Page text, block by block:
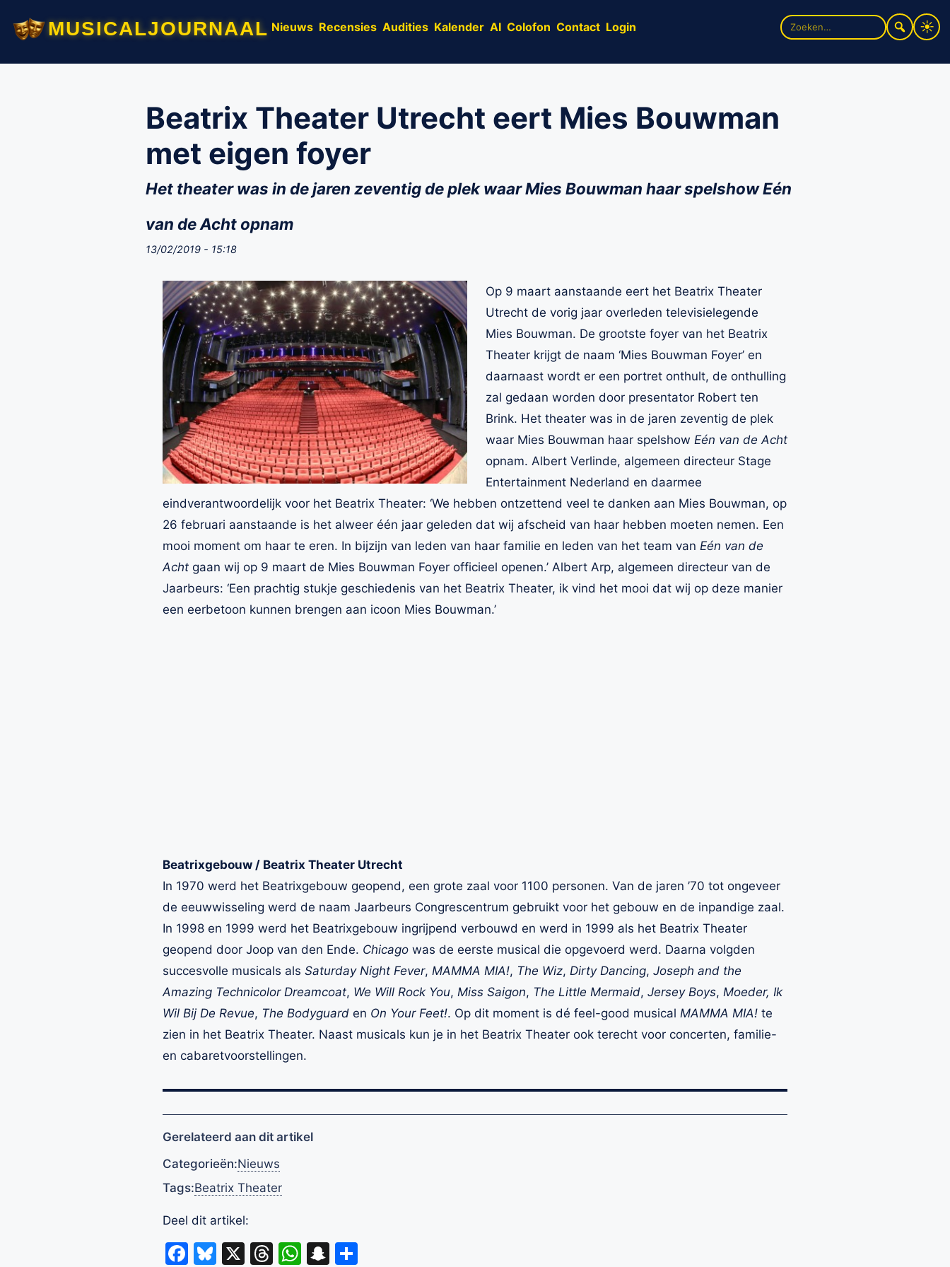
musicaljournaal Nieuws Recensies Audities Kalender AI Colofon Contact Login
Zoek
naar:
Beatrix Theater Utrecht eert Mies Bouwman
met eigen foyer
Het theater was in de jaren zeventig de plek waar Mies Bouwman haar spelshow Eén
van de Acht opnam
13/02/2019 - 15:18
Op 9 maart aanstaande eert het Beatrix Theater
Utrecht de vorig jaar overleden televisielegende
Mies Bouwman. De grootste foyer van het Beatrix
Theater krijgt de naam ‘Mies Bouwman Foyer’ en
daarnaast wordt er een portret onthult, de onthulling
zal gedaan worden door presentator Robert ten
Brink. Het theater was in de jaren zeventig de plek
waar Mies Bouwman haar spelshow Eén van de Acht
opnam. Albert Verlinde, algemeen directeur Stage
Entertainment Nederland en daarmee
eindverantwoordelijk voor het Beatrix Theater: ‘We hebben ontzettend veel te danken aan Mies Bouwman, op
26 februari aanstaande is het alweer één jaar geleden dat wij afscheid van haar hebben moeten nemen. Een
mooi moment om haar te eren. In bijzijn van leden van haar familie en leden van het team van Eén van de
Acht gaan wij op 9 maart de Mies Bouwman Foyer officieel openen.’ Albert Arp, algemeen directeur van de
Jaarbeurs: ‘Een prachtig stukje geschiedenis van het Beatrix Theater, ik vind het mooi dat wij op deze manier
een eerbetoon kunnen brengen aan icoon Mies Bouwman.’
Beatrixgebouw / Beatrix Theater Utrecht
In 1970 werd het Beatrixgebouw geopend, een grote zaal voor 1100 personen. Van de jaren ’70 tot ongeveer
de eeuwwisseling werd de naam Jaarbeurs Congrescentrum gebruikt voor het gebouw en de inpandige zaal.
In 1998 en 1999 werd het Beatrixgebouw ingrijpend verbouwd en werd in 1999 als het Beatrix Theater
geopend door Joop van den Ende. Chicago was de eerste musical die opgevoerd werd. Daarna volgden
succesvolle musicals als Saturday Night Fever, MAMMA MIA!, The Wiz, Dirty Dancing, Joseph and the
Amazing Technicolor Dreamcoat, We Will Rock You, Miss Saigon, The Little Mermaid, Jersey Boys, Moeder, Ik
Wil Bij De Revue, The Bodyguard en On Your Feet!. Op dit moment is dé feel-good musical MAMMA MIA! te
zien in het Beatrix Theater. Naast musicals kun je in het Beatrix Theater ook terecht voor concerten, familie-
en cabaretvoorstellingen.
Gerelateerd aan dit artikel
Categorieën:Nieuws
Tags:Beatrix Theater
Deel dit artikel:
Facebook
Bluesky
X Threads
WhatsApp
Snapchat